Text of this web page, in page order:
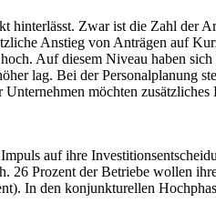
hinterlässt. Zwar ist die Zahl der
Anstieg von Anträgen auf
Auf diesem Niveau haben
lag. Bei der Personalplanung
möchten
auf ihre
Prozent der Betriebe wollen
In den konjunkturellen